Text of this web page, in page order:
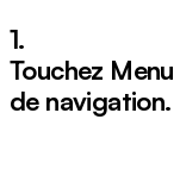
1.
Touchez Menu
de navigation.